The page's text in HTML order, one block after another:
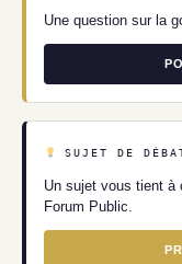
Une question sur la
SUJET DE
Un sujet vous tient à
Forum Public.